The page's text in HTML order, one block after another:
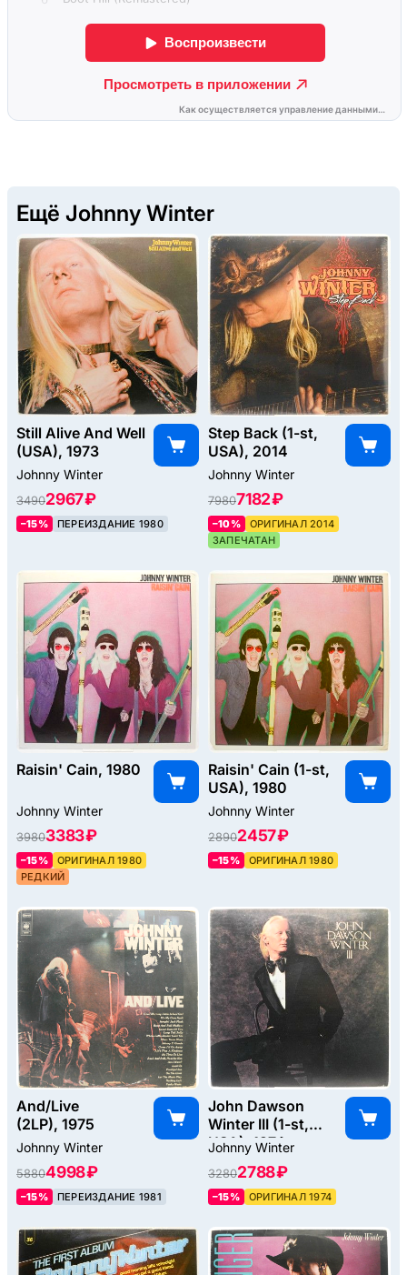
Ещё Johnny Winter
Still Alive And Well
(USA), 1973
Johnny Winter
34902967 ₽
–15% ПЕРЕИЗДАНИЕ 1980
Step Back (1-st,
USA), 2014
Johnny Winter
79807182 ₽
–10%
ОРИГИНАЛ 2014
ЗАПЕЧАТАН
Raisin' Cain, 1980
Johnny Winter
39803383 ₽
–15%
ОРИГИНАЛ 1980
РЕДКИЙ
Raisin' Cain (1-st,
USA), 1980
Johnny Winter
28902457 ₽
–15% ОРИГИНАЛ 1980
And/Live
(2LP), 1975
Johnny Winter
58804998 ₽
–15% ПЕРЕИЗДАНИЕ 1981
John Dawson
Winter III (1-st,
USA), 1974
Johnny Winter
32802788 ₽
–15% ОРИГИНАЛ 1974